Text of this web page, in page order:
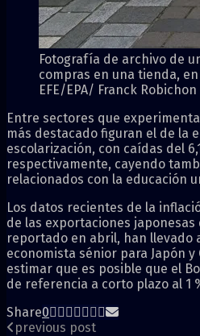
Fotografía de archivo de
compras en una tienda, en
EFE/EPA/ Franck Robichon
Entre sectores que
más destacado figuran el de la
escolarización, con caídas del
respectivamente, cayendo
relacionados con la educación
Los datos recientes de la
de las exportaciones japonesas
reportado en abril, han llevado
economista sénior para Japón y
estimar que es posible que el
de referencia a corto plazo al 1
Share0
previous post